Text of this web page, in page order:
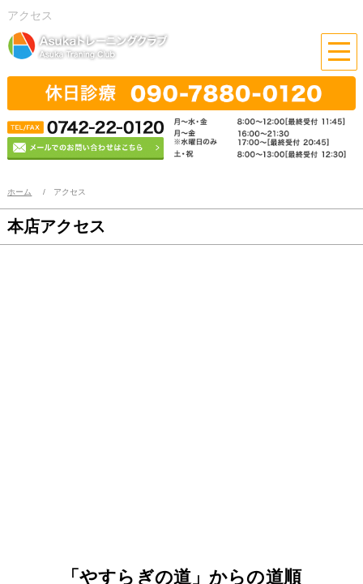
アクセス
ホーム アクセス
本店アクセス
「やすらぎの道」からの道順